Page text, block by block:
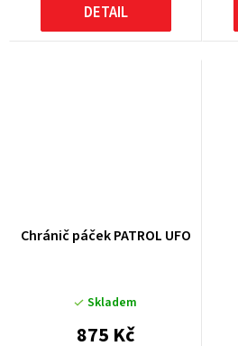
DETAIL
Chránič páček PATROL UFO
Skladem
875 Kč